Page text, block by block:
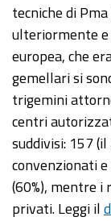
tecniche di
ulteriormente e
europea, che
gemellari si
trigemini
centri
suddivisi: 157
convenzionati
(60%), mentre i
privati. Leggi il